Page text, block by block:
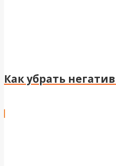
Как убрать